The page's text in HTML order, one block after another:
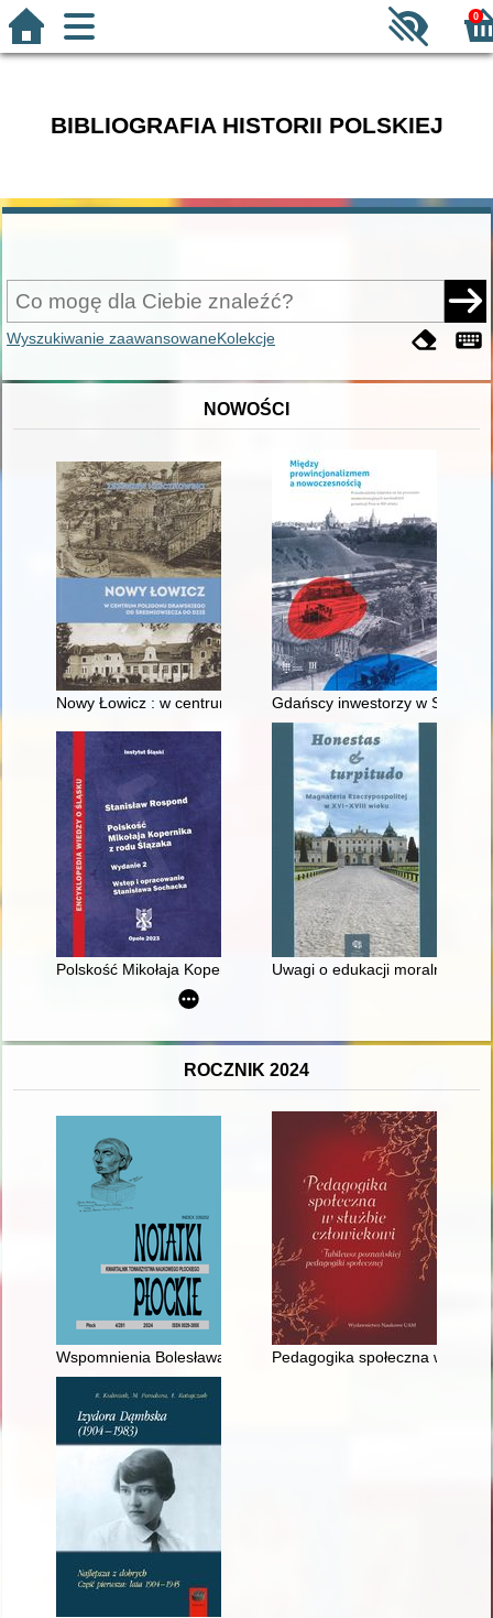
0
BIBLIOGRAFIA HISTORII POLSKIEJ
Wyszukiwanie zaawansowaneKolekcje
NOWOŚCI
Nowy Łowicz : w centrum poligonu drawskiego od
Gdańscy inwestorzy w
Polskość Mikołaja Kopernika z rodu ŚlązakaUwagi o edukacji moralnej
ROCZNIK 2024
Wspomnienia Bolesława Jędrzejewskiego z okresu
Pedagogika społeczna w